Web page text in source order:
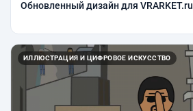
Обновленный дизайн для VRARKET.ru
ИЛЛЮСТРАЦИЯ И ЦИФРОВОЕ ИСКУССТВО